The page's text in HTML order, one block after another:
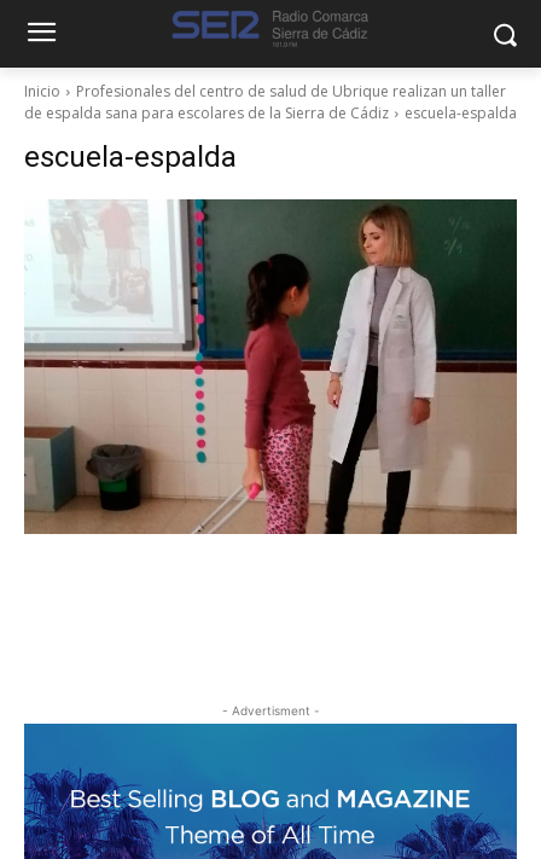
Inicio
Profesionales del centro de salud de Ubrique realizan un taller
de espalda sana para escolares de la Sierra de Cádiz
escuela-espalda
escuela-espalda
- Advertisment -